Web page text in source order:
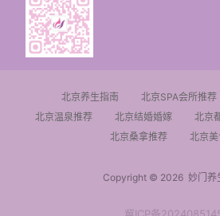
北京养生指南 北京SPA会所推荐
北京温泉推荐
北京结婚婚嫁 北京
北京桑拿推荐
北京
Copyright © 2026妙门养